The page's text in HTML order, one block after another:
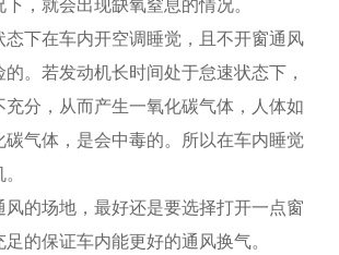
，就会出现缺氧窒息的情况。
态下在车内开空调睡觉，且不开窗通风
。若发动机长时间处于怠速状态下，
充分，从而产生一氧化碳气体，人体如
碳气体，是会中毒的。所以在车内睡觉
风的场地，最好还是要选择打开一点窗
的保证车内能更好的通风换气。